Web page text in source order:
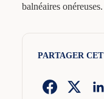
balnéaires onéreuses.
PARTAGER